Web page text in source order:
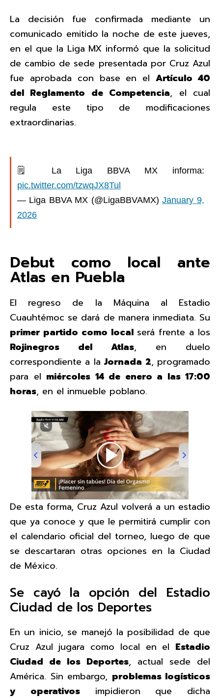
La decisión fue confirmada mediante un
comunicado emitido la noche de este jueves,
en el que la Liga MX informó que la solicitud
de cambio de sede presentada por Cruz Azul
fue aprobada con base en elArtículo 40
del Reglamento de Competencia, el cual
regula este tipo de modificaciones
extraordinarias.
🗒️ La Liga BBVA MX informa:
pic.twitter.com/tzwqJX8Tul
— Liga BBVA MX (@LigaBBVAMX)January 9,
2026
Debut como local ante
Atlas en Puebla
El regreso de la Máquina al Estadio
Cuauhtémoc se dará de manera inmediata. Su
primer partido como localserá frente a los
Rojinegros del Atlas, en duelo
correspondiente a laJornada 2, programado
para el miércoles 14 de enero a las 17:00
horas, en el inmueble poblano.
00:00/01:00
De esta forma, Cruz Azul volverá a un estadio
que ya conoce y que le permitirá cumplir con
el calendario oficial del torneo, luego de que
se descartaran otras opciones en la Ciudad
de México.
Se cayó la opción del Estadio
Ciudad de los Deportes
En un inicio, se manejó la posibilidad de que
Cruz Azul jugara como local en el Estadio
Ciudad de los Deportes, actual sede del
América. Sin embargo, problemas logísticos
y operativosimpidieron que dicha